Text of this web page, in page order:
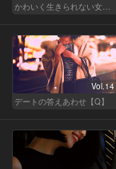
かわいく生きられない女たち
Vol.14
デートの答えあわせ【Q】